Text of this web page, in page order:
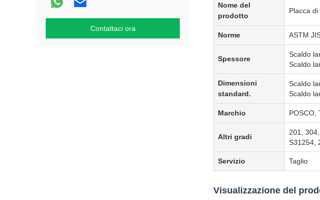
Contattaci ora
Nome del
prodotto
Placca di
Norme ASTM
Spessore
Scaldo
Scaldo
Dimensioni
standard.
Scaldo
Scaldo
Marchio POSCO,
Altri gradi
201,
S31254,
Servizio Taglio
Visualizzazione del